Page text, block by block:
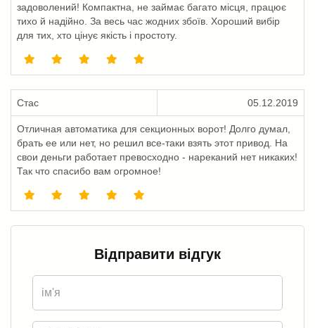
задоволений! Компактна, не займає багато місця, працює
тихо й надійно. За весь час жодних збоїв. Хороший вибір
для тих, хто цінує якість і простоту.
Стас 05.12.2019
Отличная автоматика для секционных ворот! Долго думал,
брать ее или нет, но решил все-таки взять этот привод. На
свои деньги работает превосходно - нареканий нет никаких!
Так что спасибо вам огромное!
Відправити відгук